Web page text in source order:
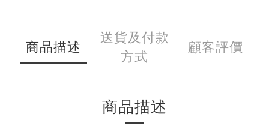
商品描述
送貨及付款
方式
顧客評價
商品描述